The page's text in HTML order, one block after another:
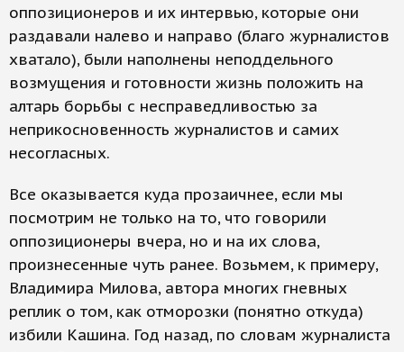
оппозиционеров и их интервью, которые они
раздавали налево и направо (благо журналистов
хватало), были наполнены неподдельного
возмущения и готовности жизнь положить на
алтарь борьбы с несправедливостью за
неприкосновенность журналистов и самих
несогласных.
Все оказывается куда прозаичнее, если мы
посмотрим не только на то, что говорили
оппозиционеры вчера, но и на их слова,
произнесенные чуть ранее. Возьмем, к примеру,
Владимира Милова, автора многих гневных
реплик о том, как отморозки (понятно откуда)
избили Кашина. Год назад, по словам журналиста